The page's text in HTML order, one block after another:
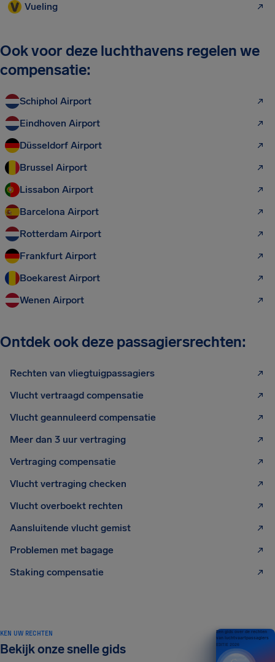
Vueling
Ook voor deze luchthavens regelen we
compensatie:
Schiphol Airport
Eindhoven Airport
Düsseldorf Airport
Brussel Airport
Lissabon Airport
Barcelona Airport
Rotterdam Airport
Frankfurt Airport
Boekarest Airport
Wenen Airport
Ontdek ook deze passagiersrechten:
Rechten van vliegtuigpassagiers
Vlucht vertraagd compensatie
Vlucht geannuleerd compensatie
Meer dan 3 uur vertraging
Vertraging compensatie
Vlucht vertraging checken
Vlucht overboekt rechten
Aansluitende vlucht gemist
Problemen met bagage
Staking compensatie
KEN UW RECHTEN
Bekijk onze snelle gids
Een gids over de rechten
van luchtvaartpassagiers
EDITIE 2026